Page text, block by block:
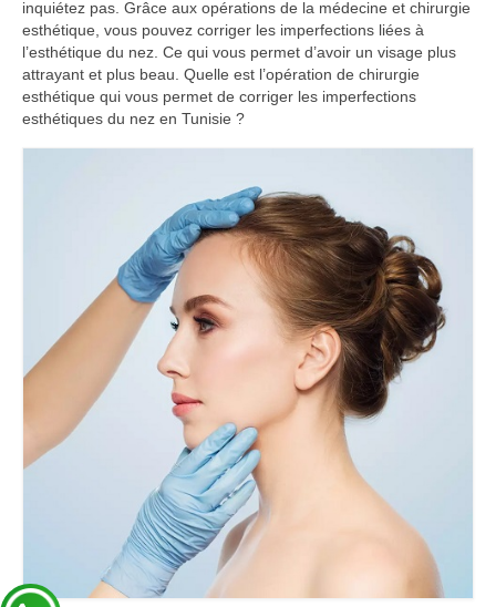
inquiétez pas. Grâce aux opérations de la médecine et chirurgie
esthétique, vous pouvez corriger les imperfections liées à
l’esthétique du nez. Ce qui vous permet d’avoir un visage plus
attrayant et plus beau. Quelle est l’opération de chirurgie
esthétique qui vous permet de corriger les imperfections
esthétiques du nez en Tunisie ?